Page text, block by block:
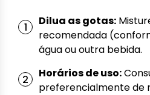
Dilua as gotas:
recomendada
água ou outra bebida.
Horários de uso:
preferencialmente de